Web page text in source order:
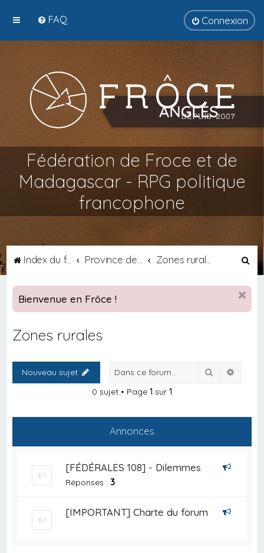
FAQ Connexion
Fédération de Froce et de
Madagascar - RPG politique
francophone
Index du forum
c
h
Bienvenue en Frôce !
Zones rurales
Nouveau sujet Rechercher
0 sujet • Page 1 sur 1
Annonces
[FÉDÉRALES 108] - Dilemmes
Réponses : 3
[IMPORTANT] Charte du forum